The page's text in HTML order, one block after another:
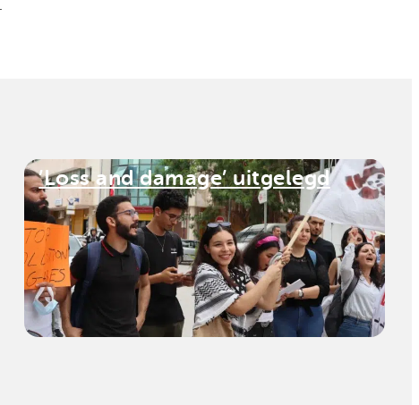
’Loss and damage’ uitgelegd